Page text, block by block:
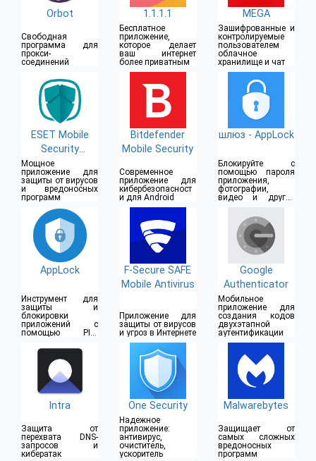
Orbot
Свободная
программа для
прокси-
соединений
1.1.1.1
Бесплатное
приложение,
которое делает
ваш интернет
более приватным
MEGA
Зашифрованные и
контролируемые
пользователем
облачное
хранилище и чат
ESET Mobile
Security
Antivirus
Мощное
приложение для
защиты от вирусов
и вредоносных
программ
Bitdefender
Mobile Security
Современное
приложение для
кибербезопасност
и для Android
шлюз - AppLock
Блокируйте с
помощью пароля
приложения,
фотографии,
видео и другие
AppLock
Инструмент для
защиты и
блокировки
приложений с
помощью PIN-
пароля, жеста и
отпечатка пальца
F-Secure SAFE
Mobile Antivirus
Приложение для
защиты от вирусов
и угроз в Интернете
Google
Authenticator
Мобильное
приложение для
создания кодов
двухэтапной
аутентификации
Intra
Защита от
перехвата DNS-
запросов и
кибератак
One Security
Надежное
приложение:
антивирус,
очиститель,
ускоритель
Malwarebytes
Защищает от
самых сложных
вредоносных
программ